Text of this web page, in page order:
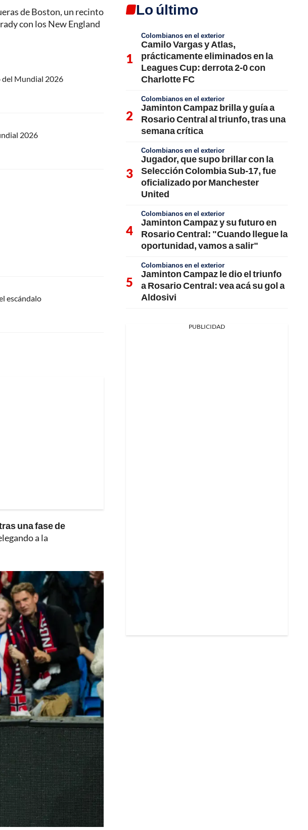
de Boston, un recinto
con los New England
del Mundial 2026
2026
escándalo
una fase de
a la
Lo último
Colombianos en el exterior
Camilo Vargas y Atlas,
prácticamente eliminados en la
Leagues Cup: derrota 2-0 con
Charlotte FC
Colombianos en el exterior
Jaminton Campaz brilla y guía a
Rosario Central al triunfo, tras una
semana crítica
Colombianos en el exterior
Jugador, que supo brillar con la
Selección Colombia Sub-17, fue
oficializado por Manchester
United
Colombianos en el exterior
Jaminton Campaz y su futuro en
Rosario Central: "Cuando llegue la
oportunidad, vamos a salir"
Colombianos en el exterior
Jaminton Campaz le dio el triunfo
a Rosario Central: vea acá su gol a
Aldosivi
PUBLICIDAD